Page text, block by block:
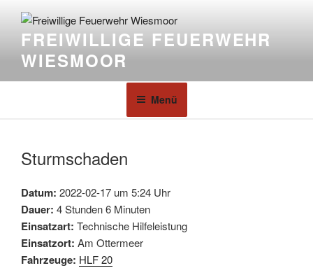
FREIWILLIGE FEUERWEHR
WIESMOOR
Menü
Sturmschaden
Datum: 2022-02-17 um 5:24 Uhr
Dauer: 4 Stunden 6 Minuten
Einsatzart: Technische Hilfeleistung
Einsatzort: Am Ottermeer
Fahrzeuge: HLF 20